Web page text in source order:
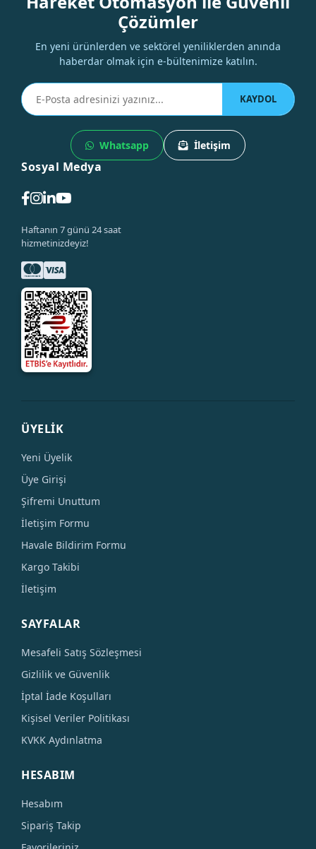
Çözümler
En yeni ürünlerden ve sektörel yeniliklerden anında
haberdar olmak için e-bültenimize katılın.
KAYDOL
Whatsapp İletişim
Sosyal Medya
Haftanın 7 günü 24 saat
hizmetinizdeyiz!
ÜYELİK
Yeni Üyelik
Üye Girişi
Şifremi Unuttum
İletişim Formu
Havale Bildirim Formu
Kargo Takibi
İletişim
SAYFALAR
Mesafeli Satış Sözleşmesi
Gizlilik ve Güvenlik
İptal İade Koşulları
Kişisel Veriler Politikası
KVKK Aydınlatma
HESABIM
Hesabım
Sipariş Takip